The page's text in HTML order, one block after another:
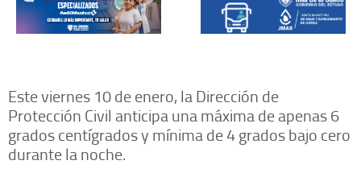
Este viernes 10 de enero, la Dirección de
Protección Civil anticipa una máxima de apenas 6
grados centígrados y mínima de 4 grados bajo cero
durante la noche.